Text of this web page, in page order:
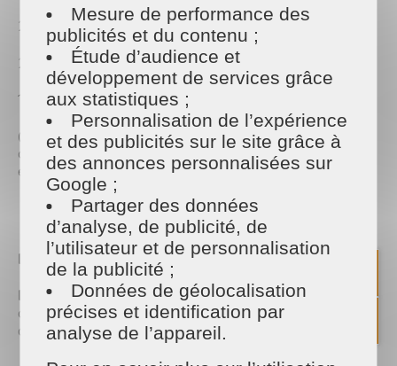
2 litres d’eau chaude
2 cuillères à soupe debicarbonate de soude
1 litre d’eau froide
(Facultatif) 1 goutte d’huile essentiellede votre
choix pour parfumer (lavande, citron, eucalyptus,
etc.)
Étapes de préparation :
Râpez100 g de savon de Marseille vert.
Faites chauffer2 litres d’eau dans une grande
casserole (ou un récipient pouvant contenir le
double du volume).
Mesure de performance des
publicités et du contenu ;
Étude d’audience et
développement de services grâce
aux statistiques ;
Personnalisation de l’expérience
et des publicités sur le site grâce à
des annonces personnalisées sur
Google ;
Partager des données
d’analyse, de publicité, de
l’utilisateur et de personnalisation
de la publicité ;
Données de géolocalisation
précises et identification par
analyse de l’appareil.